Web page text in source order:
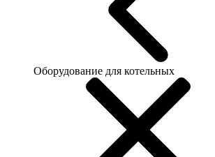
Оборудование для котельных